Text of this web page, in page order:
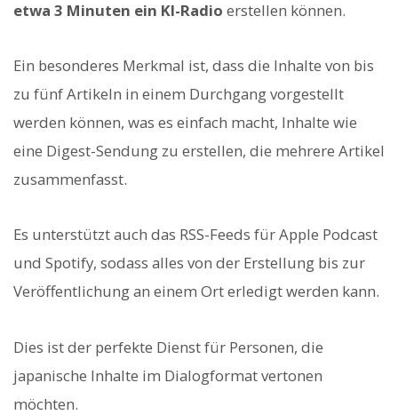
etwa 3 Minuten ein KI-Radio erstellen können.
Ein besonderes Merkmal ist, dass die Inhalte von bis
zu fünf Artikeln in einem Durchgang vorgestellt
werden können, was es einfach macht, Inhalte wie
eine Digest-Sendung zu erstellen, die mehrere Artikel
zusammenfasst.
Es unterstützt auch das RSS-Feeds für Apple Podcast
und Spotify, sodass alles von der Erstellung bis zur
Veröffentlichung an einem Ort erledigt werden kann.
Dies ist der perfekte Dienst für Personen, die
japanische Inhalte im Dialogformat vertonen
möchten.